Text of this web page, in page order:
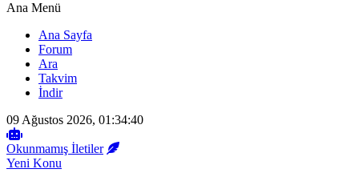
Ana Menü
Ana Sayfa
Forum
Ara
Takvim
İndir
09 Ağustos 2026, 01:34:40
Okunmamış İletiler
Yeni Konu